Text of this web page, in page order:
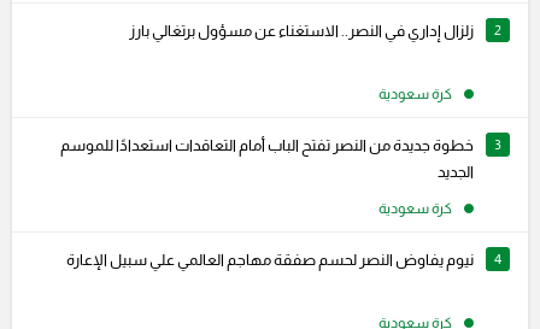
2 زلزال إداري في النصر.. الاستغناء عن مسؤول برتغالي بارز
كرة سعودية
3
خطوة جديدة من النصر تفتح الباب أمام التعاقدات استعدادًا للموسم
الجديد
كرة سعودية
4 نيوم يفاوض النصر لحسم صفقة مهاجم العالمي علي سبيل الإعارة
كرة سعودية